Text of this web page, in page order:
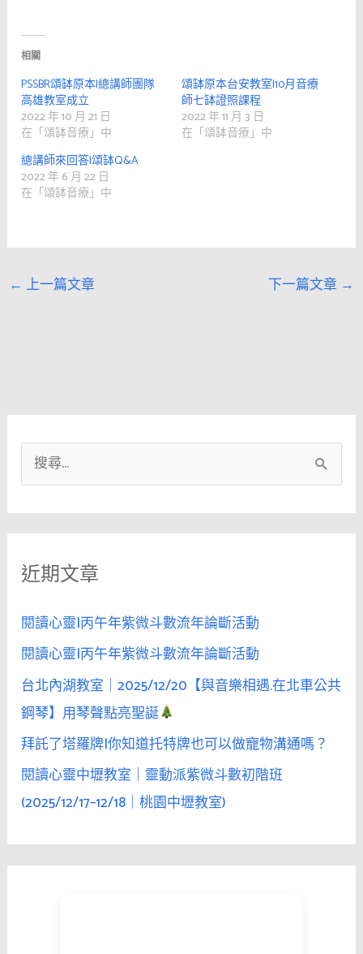
相關
PSSBR頌缽原本|總講師團隊
高雄教室成立
2022 年 10 月 21 日
在「頌缽音療」中
頌缽原本台安教室|10月音療
師七缽證照課程
2022 年 11 月 3 日
在「頌缽音療」中
總講師來回答|頌缽Q&A
2022 年 6 月 22 日
在「頌缽音療」中
← 上一篇文章 下一篇文章 →
尋
關
字
近期文章
閱讀心靈|丙午年紫微斗數流年論斷活動
閱讀心靈|丙午年紫微斗數流年論斷活動
台北內湖教室｜2025/12/20【與音樂相遇.在北車公共
鋼琴】用琴聲點亮聖誕
拜託了塔羅牌|你知道托特牌也可以做寵物溝通嗎？
閱讀心靈中壢教室｜靈動派紫微斗數初階班
(2025/12/17–12/18｜桃園中壢教室)